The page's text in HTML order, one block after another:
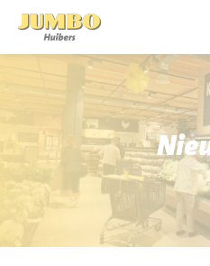
Winkels
P.W.A. Park
Bruïneplein
Nieuws
Acties